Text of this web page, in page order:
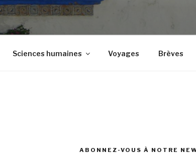
Sciences humaines Voyages Brèves
ABONNEZ-VOUS À NOTRE